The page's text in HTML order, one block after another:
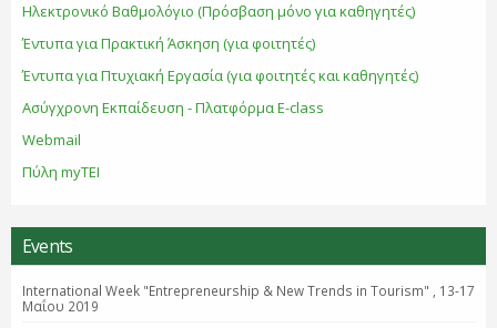
Ηλεκτρονικό Βαθμολόγιο (Πρόσβαση μόνο για καθηγητές)
Έντυπα για Πρακτική Άσκηση (για φοιτητές)
Έντυπα για Πτυχιακή Εργασία (για φοιτητές και καθηγητές)
Ασύγχρονη Εκπαίδευση - Πλατφόρμα E-class
Webmail
Πύλη myTEI
Events
International Week "Entrepreneurship & New Trends in Tourism" , 13-17
Μαΐου 2019